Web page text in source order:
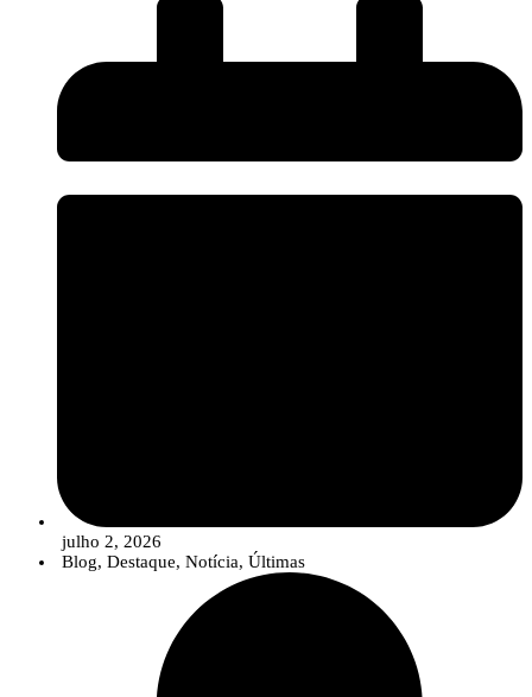
para facilitar o acesso da comunicação social a informação institucional e
promover uma comunicação mais próxima, rigorosa e acessível sobre os
desafios e a inovação na agricultura.
Num contexto em que temas como as alterações climáticas, as pragas e
doenças emergentes, as biosoluções ou a agricultura digital assumem uma
importância crescente, o InPP pretende contribuir para que o debate público
seja sustentado por conhecimento científico sólido e informação baseada na
julho 2, 2026
Blog, Destaque, Notícia, Últimas